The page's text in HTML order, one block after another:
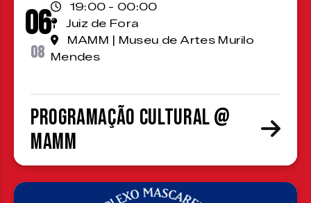
06
08
19:00 - 00:00
Juiz de Fora
MAMM | Museu de Artes Murilo
Mendes
Programação cultural @
MAMM